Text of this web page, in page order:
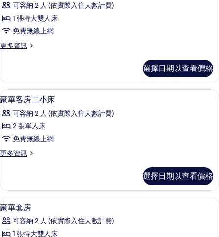
可容納 2 人 (依實際入住人數計費)
1 張特大雙人床
免費無線上網
更多資訊
更
礙
房
(無
缸)
的
情
選擇日期以查看價格
顯
示
豪
華
客
房
小
床
的
所
有
高級寢具、羽絨被、迷你吧、客房內保
9
豪華客房二小床
可容納 2 人 (依實際入住人數計費)
2 張單人床
免費無線上網
更多資訊
更
客
房
二
床
的
選擇日期以查看價格
顯
示
豪
高級寢具、羽絨被、迷你吧、客房內保
6
豪華套房
可容納 2 人 (依實際入住人數計費)
1 張特大雙人床